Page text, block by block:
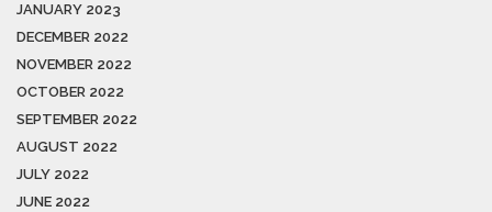
JANUARY 2023
DECEMBER 2022
NOVEMBER 2022
OCTOBER 2022
SEPTEMBER 2022
AUGUST 2022
JULY 2022
JUNE 2022